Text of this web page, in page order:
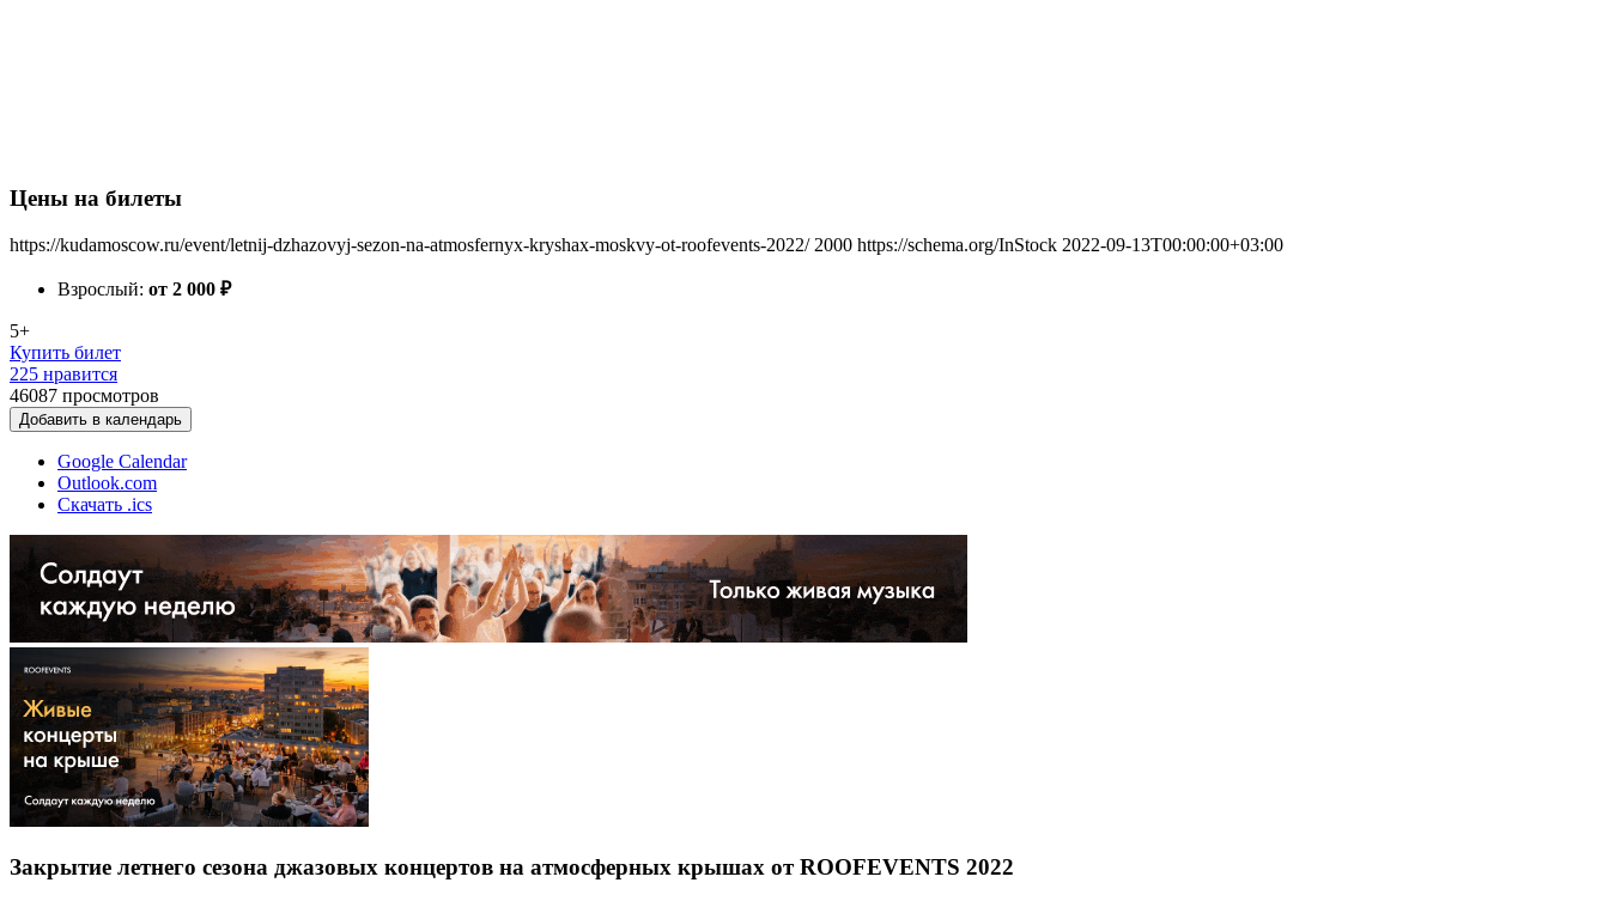
Цены на билеты
https://kudamoscow.ru/event/letnij-dzhazovyj-sezon-na-atmosfernyx-kryshax-moskvy-ot-roofevents-2022/ 2000 https://schema.org/InStock 2022-09-13T00:00:00+03:00
Взрослый: от 2 000 ₽
5+
Купить билет
225 нравится
46087 просмотров
Добавить в календарь
Google Calendar
Outlook.com
Скачать .ics
Закрытие летнего сезона джазовых концертов на атмосферных крышах от ROOFEVENTS 2022